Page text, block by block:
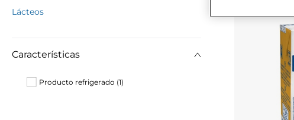
Lácteos
Características
Producto refrigerado (1)